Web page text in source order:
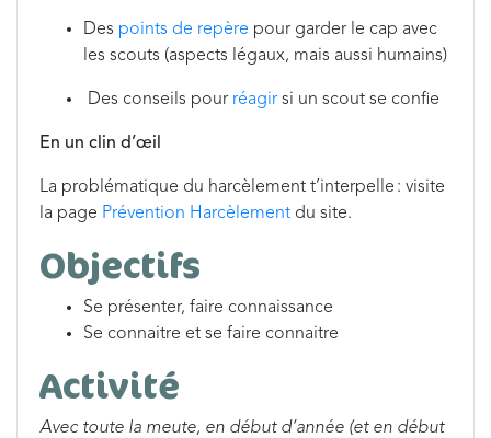
Des points de repère pour garder le cap avec
les scouts (aspects légaux, mais aussi humains)
Des conseils pour réagir si un scout se confie
En un clin d’œil
La problématique du harcèlement t’interpelle : visite
la page Prévention Harcèlement du site.
Objectifs
Se présenter, faire connaissance
Se connaitre et se faire connaitre
Activité
Avec toute la meute, en début d’année (et en début